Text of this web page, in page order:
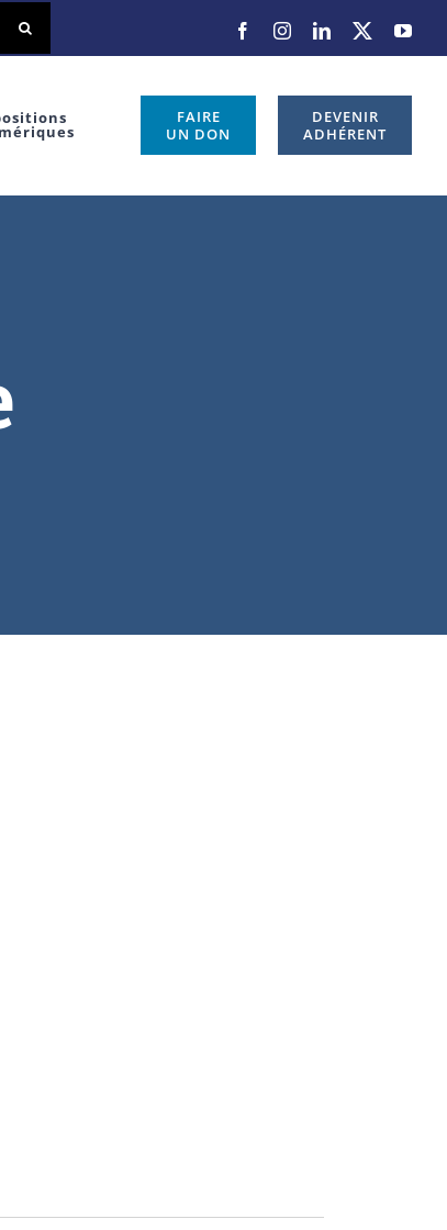
FAIRE
UN DON
DEVENIR
ADHÉRENT